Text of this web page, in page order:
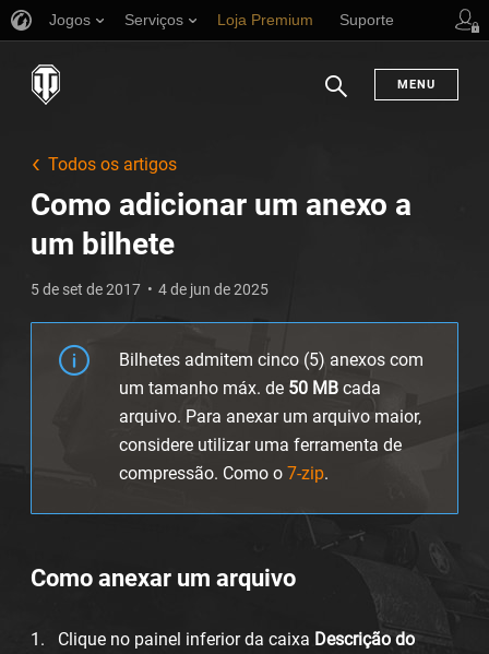
Jogos Serviços Loja Premium Suporte
MENU
Todos os artigos
Como adicionar um anexo a
um bilhete
5 de set de 2017 4 de jun de 2025
Bilhetes admitem cinco (5) anexos com
um tamanho máx. de 50 MB cada
arquivo. Para anexar um arquivo maior,
considere utilizar uma ferramenta de
compressão. Como o 7-zip.
Como anexar um arquivo
Clique no painel inferior da caixa Descrição do